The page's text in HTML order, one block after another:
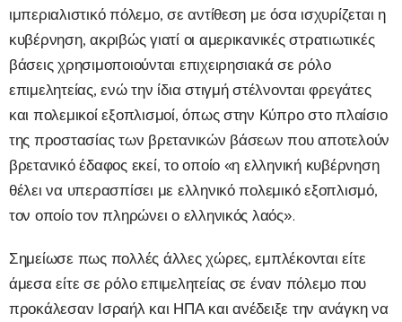
ιμπεριαλιστικό πόλεμο, σε αντίθεση με όσα ισχυρίζεται η
κυβέρνηση, ακριβώς γιατί οι αμερικανικές στρατιωτικές
βάσεις χρησιμοποιούνται επιχειρησιακά σε ρόλο
επιμελητείας, ενώ την ίδια στιγμή στέλνονται φρεγάτες
και πολεμικοί εξοπλισμοί, όπως στην Κύπρο στο πλαίσιο
της προστασίας των βρετανικών βάσεων που αποτελούν
βρετανικό έδαφος εκεί, το οποίο «η ελληνική κυβέρνηση
θέλει να υπερασπίσει με ελληνικό πολεμικό εξοπλισμό,
τον οποίο τον πληρώνει ο ελληνικός λαός».
Σημείωσε πως πολλές άλλες χώρες, εμπλέκονται είτε
άμεσα είτε σε ρόλο επιμελητείας σε έναν πόλεμο που
προκάλεσαν Ισραήλ και ΗΠΑ και ανέδειξε την ανάγκη να